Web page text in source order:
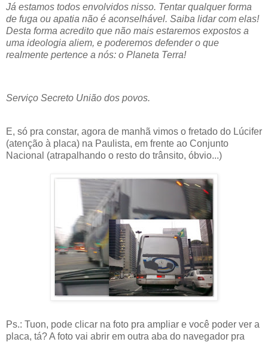
Já estamos todos envolvidos nisso. Tentar qualquer forma
de fuga ou apatia não é aconselhável. Saiba lidar com elas!
Desta forma acredito que não mais estaremos expostos a
uma ideologia aliem, e poderemos defender o que
realmente pertence a nós: o Planeta Terra!
Serviço Secreto União dos povos.
E, só pra constar, agora de manhã vimos o fretado do Lúcifer
(atenção à placa) na Paulista, em frente ao Conjunto
Nacional (atrapalhando o resto do trânsito, óbvio...)
Ps.: Tuon, pode clicar na foto pra ampliar e você poder ver a
placa, tá? A foto vai abrir em outra aba do navegador pra